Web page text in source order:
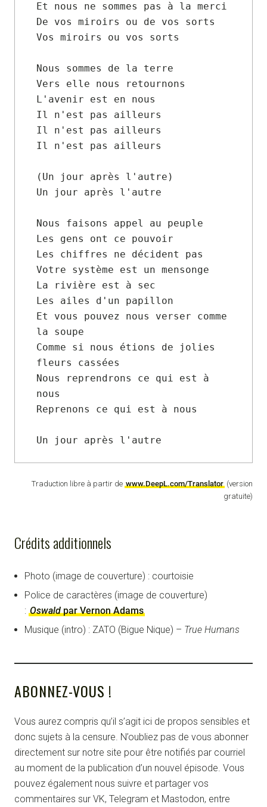
Et nous ne sommes pas à la merci
De vos miroirs ou de vos sorts
Vos miroirs ou vos sorts
Nous sommes de la terre
Vers elle nous retournons
L'avenir est en nous
Il n'est pas ailleurs
Il n'est pas ailleurs
Il n'est pas ailleurs
(Un jour après l'autre)
Un jour après l'autre
Nous faisons appel au peuple
Les gens ont ce pouvoir
Les chiffres ne décident pas
Votre système est un mensonge
La rivière est à sec
Les ailes d'un papillon
Et vous pouvez nous verser comme
la soupe
Comme si nous étions de jolies
fleurs cassées
Nous reprendrons ce qui est à
nous
Reprenons ce qui est à nous
Un jour après l'autre
Traduction libre à partir de www.DeepL.com/Translator (version
gratuite)
Crédits additionnels
Photo (image de couverture) : courtoisie
Police de caractères (image de couverture)
: Oswaldpar Vernon Adams
Musique (intro) : ZATO (Bigue Nique) – True Humans
ABONNEZ-VOUS !
Vous aurez compris qu’il s’agit ici de propos sensibles et
donc sujets à la censure. N’oubliez pas de vous abonner
directement sur notre site pour être notifiés par courriel
au moment de la publication d’un nouvel épisode. Vous
pouvez également nous suivre et partager vos
commentaires sur VK, Telegram et Mastodon, entre